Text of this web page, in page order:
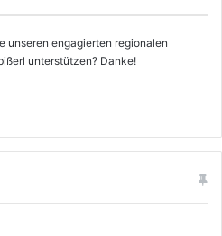
unseren engagierten regionalen
unterstützen? Danke!